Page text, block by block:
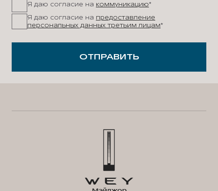
Я даю согласие на коммуникацию*
Я даю согласие на предоставление
персональных данных третьим лицам*
ОТПРАВИТЬ